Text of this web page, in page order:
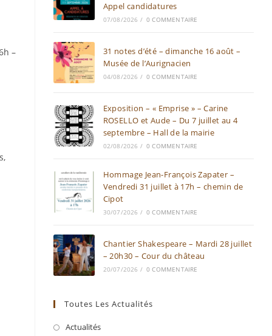
–
Appel candidatures
07/08/2026 / 0 COMMENTAIRE
31 notes d’été – dimanche 16 août –
Musée de l’Aurignacien
04/08/2026 / 0 COMMENTAIRE
Exposition – « Emprise » – Carine
ROSELLO et Aude – Du 7 juillet au 4
septembre – Hall de la mairie
02/08/2026 / 0 COMMENTAIRE
Hommage Jean-François Zapater –
Vendredi 31 juillet à 17h – chemin de
Cipot
30/07/2026 / 0 COMMENTAIRE
Chantier Shakespeare – Mardi 28 juillet
– 20h30 – Cour du château
20/07/2026 / 0 COMMENTAIRE
Toutes Les Actualités
Actualités